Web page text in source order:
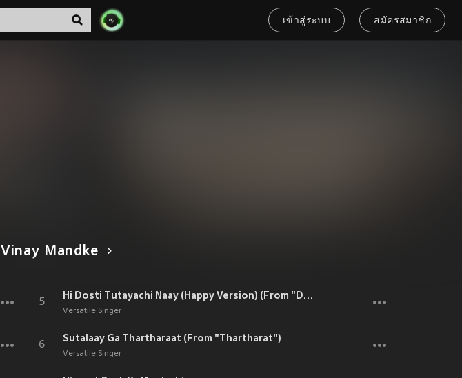
เข้าสู่ระบบ สมัครสมาชิก
Mandke
5
Hi Dosti Tutayachi Naay (Happy Version) (From "Dhadakebaaj")
Versatile Singer
6
Sutalaay Ga Thartharaat (From "Thartharat")
Versatile Singer